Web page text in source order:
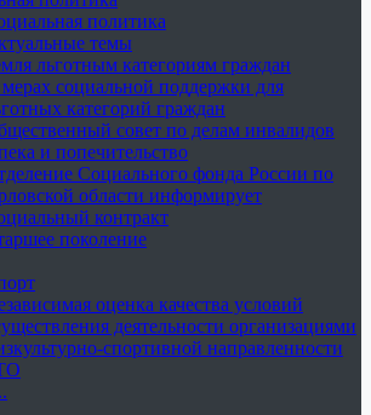
политика
темы
льготным категориям граждан
социальной поддержки для
категорий граждан
совет по делам инвалидов
и попечительство
Социального фонда России по
области информирует
контракт
поколение
оценка качества условий
деятельности организациями
спортивной направленности